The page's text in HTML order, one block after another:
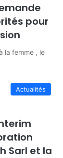
pour
la femme , le
Actualités
Sarl et la